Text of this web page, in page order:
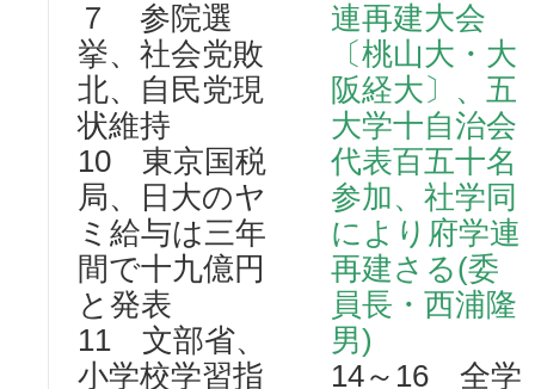
７ 参院選
挙、社会党敗
北、自民党現
状維持
10 東京国税
局、日大のヤ
ミ給与は三年
間で十九億円
と発表
11 文部省、
小学校学習指
連再建大会
〔桃山大・大
阪経大〕、五
大学十自治会
代表百五十名
参加、社学同
により府学連
再建さる(委
員長・西浦隆
男)
14～16 全学